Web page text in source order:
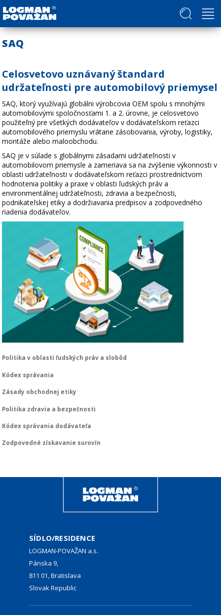
SAQ
Celosvetovo uznávaný štandard
udržateľnosti pre automobilový priemysel
SAQ, ktorý využívajú globálni výrobcovia OEM spolu s mnohými
automobilovými spoločnosťami 1. a 2. úrovne, je celosvetovo
použiteľný pre všetkých dodávateľov v dodávateľskom reťazci
automobilového priemyslu vrátane zásobovania, výroby, logistiky,
montáže alebo maloobchodu.
SAQ je v súlade s globálnymi zásadami udržateľnosti v
automobilovom priemysle a zameriava sa na zvýšenie výkonnosti v
oblasti udržateľnosti v dodávateľskom reťazci prostredníctvom
hodnotenia politiky a praxe v oblasti ľudských práv a
environmentálnej udržateľnosti, zdravia a bezpečnosti,
podnikateľskej etiky a dodržiavania predpisov a zodpovedného
riadenia dodávateľov.
Politika v oblasti ľudských práv a slobôd
Kódex správania
Zásady obchodnej etiky
Politika zdravia a bezpečnosti
Kódex správania dodávateľa
Zodpovedné získavanie surovín
SÍDLO/RESIDENCE
LOGMAN-POVAŽAN a.s.
Pánska 9,
811 01, Bratislava
Slovak Republic